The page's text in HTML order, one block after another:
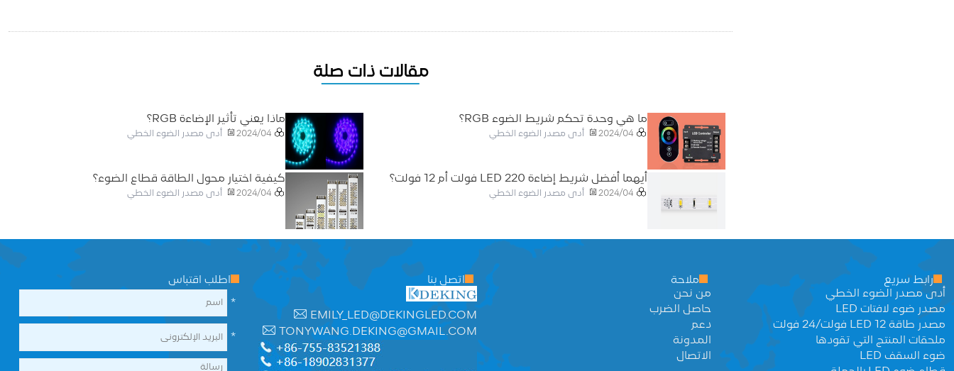
مقالات ذات صلة
ما هي وحدة تحكم شريط الضوء RGB؟
2024/04 أدى مصدر الضوء الخطي
ماذا يعني تأثير الإضاءة RGB؟
2024/04 أدى مصدر الضوء الخطي
أيهما أفضل شريط إضاءة LED 220 فولت أم 12 فولت؟
2024/04 أدى مصدر الضوء الخطي
كيفية اختيار محول الطاقة قطاع الضوء؟
2024/04 أدى مصدر الضوء الخطي
رابط سريع
أدى مصدر الضوء الخطي
مصدر ضوء لافتات LED
مصدر طاقة LED 12 فولت/24 فولت
ملحقات المنتج التي تقودها
ضوء السقف LED
ملاحة
من نحن
حاصل الضرب
دعم
المدونة
الاتصال
اتصل بنا
EMILY_LED@DEKINGLED.COM
TONYWANG.DEKING@GMAIL.COM
اطلب اقتباس
*
*